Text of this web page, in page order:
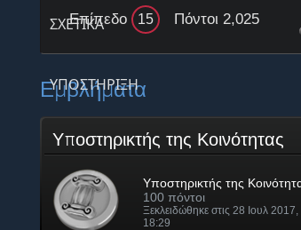
ΣΧΕΤΙΚΆ
ΥΠΟΣΤΗΡΙΞΗ
Επίπεδο 15 Πόντοι 2,025
Εμβλήματα
Υποστηρικτής της Κοινότητας
Υποστηρικτής της
100 πόντοι
Ξεκλειδώθηκε στις 28 Ιουλ 2017,
18:29